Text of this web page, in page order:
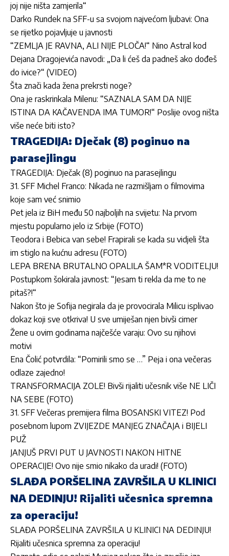
joj nije ništa zamjerila“
Darko Rundek na SFF-u sa svojom najvećom ljubavi: Ona
se rijetko pojavljuje u javnosti
“ZEMLJA JE RAVNA, ALI NIJE PLOČA!“ Nino Astral kod
Dejana Dragojevića navodi: „Da li ćeš da padneš ako dođeš
do ivice?“ (VIDEO)
Šta znači kada žena prekrsti noge?
Ona je raskrinkala Milenu: “SAZNALA SAM DA NIJE
ISTINA DA KAČAVENDA IMA TUMOR!“ Poslije ovog ništa
više neće biti isto?
TRAGEDIJA: Dječak (8) poginuo na
parasejlingu
TRAGEDIJA: Dječak (8) poginuo na parasejlingu
31. SFF Michel Franco: Nikada ne razmišljam o filmovima
koje sam već snimio
Pet jela iz BiH među 50 najboljih na svijetu: Na prvom
mjestu popularno jelo iz Srbije (FOTO)
Teodora i Bebica van sebe! Frapirali se kada su vidjeli šta
im stiglo na kućnu adresu (FOTO)
LEPA BRENA BRUTALNO OPALILA ŠAM*R VODITELJU!
Postupkom šokirala javnost: “Jesam ti rekla da me to ne
pitaš?!“
Nakon što je Sofija negirala da je provocirala Milicu isplivao
dokaz koji sve otkriva! U sve umiješan njen bivši cimer
Žene u ovim godinama najčešće varaju: Ovo su njihovi
motivi
Ena Čolić potvrdila: “Pomirili smo se …” Peja i ona večeras
odlaze zajedno!
TRANSFORMACIJA ZOLE! Bivši rijaliti učesnik više NE LIČI
NA SEBE (FOTO)
31. SFF Večeras premijera filma BOSANSKI VITEZ! Pod
posebnom lupom ZVIJEZDE MANJEG ZNAČAJA i BIJELI
PUŽ
JANJUŠ PRVI PUT U JAVNOSTI NAKON HITNE
OPERACIJE! Ovo nije smio nikako da uradi! (FOTO)
SLAĐA PORŠELINA ZAVRŠILA U KLINICI
NA DEDINJU! Rijaliti učesnica spremna
za operaciju!
SLAĐA PORŠELINA ZAVRŠILA U KLINICI NA DEDINJU!
Rijaliti učesnica spremna za operaciju!